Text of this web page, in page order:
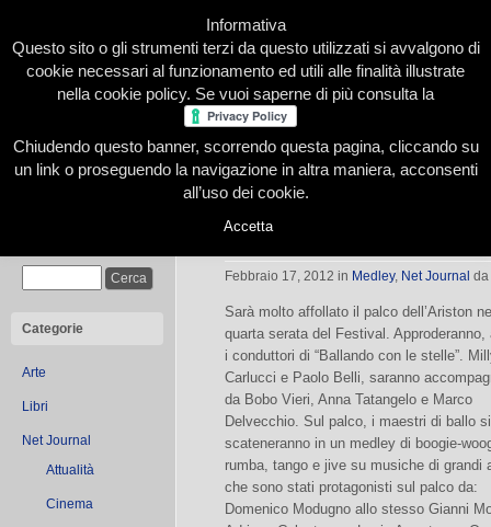
Home Presentazione Redazione Le nostre firme
Categorie
Arte
Libri
Net Journal
Attualità
Cinema
Affollata dagli ospiti la quarta
Febbraio 17, 2012 in Medley, Net Journal da
Sarà molto affollato il palco dell’Ariston
quarta serata del Festival. Approderanno,
i conduttori di “Ballando con le stelle”.
Carlucci e Paolo Belli, saranno
da Bobo Vieri, Anna Tatangelo e Marco
Delvecchio. Sul palco, i maestri di ballo si
scateneranno in un medley di boogie-
rumba, tango e jive su musiche di grandi
che sono stati protagonisti sul palco da:
Domenico Modugno allo stesso Gianni
Informativa
Questo sito o gli strumenti terzi da questo utilizzati si avvalgono di
cookie necessari al funzionamento ed utili alle finalità illustrate
nella cookie policy. Se vuoi saperne di più consulta la
Chiudendo questo banner, scorrendo questa pagina, cliccando su
un link o proseguendo la navigazione in altra maniera, acconsenti
all’uso dei cookie.
Accetta